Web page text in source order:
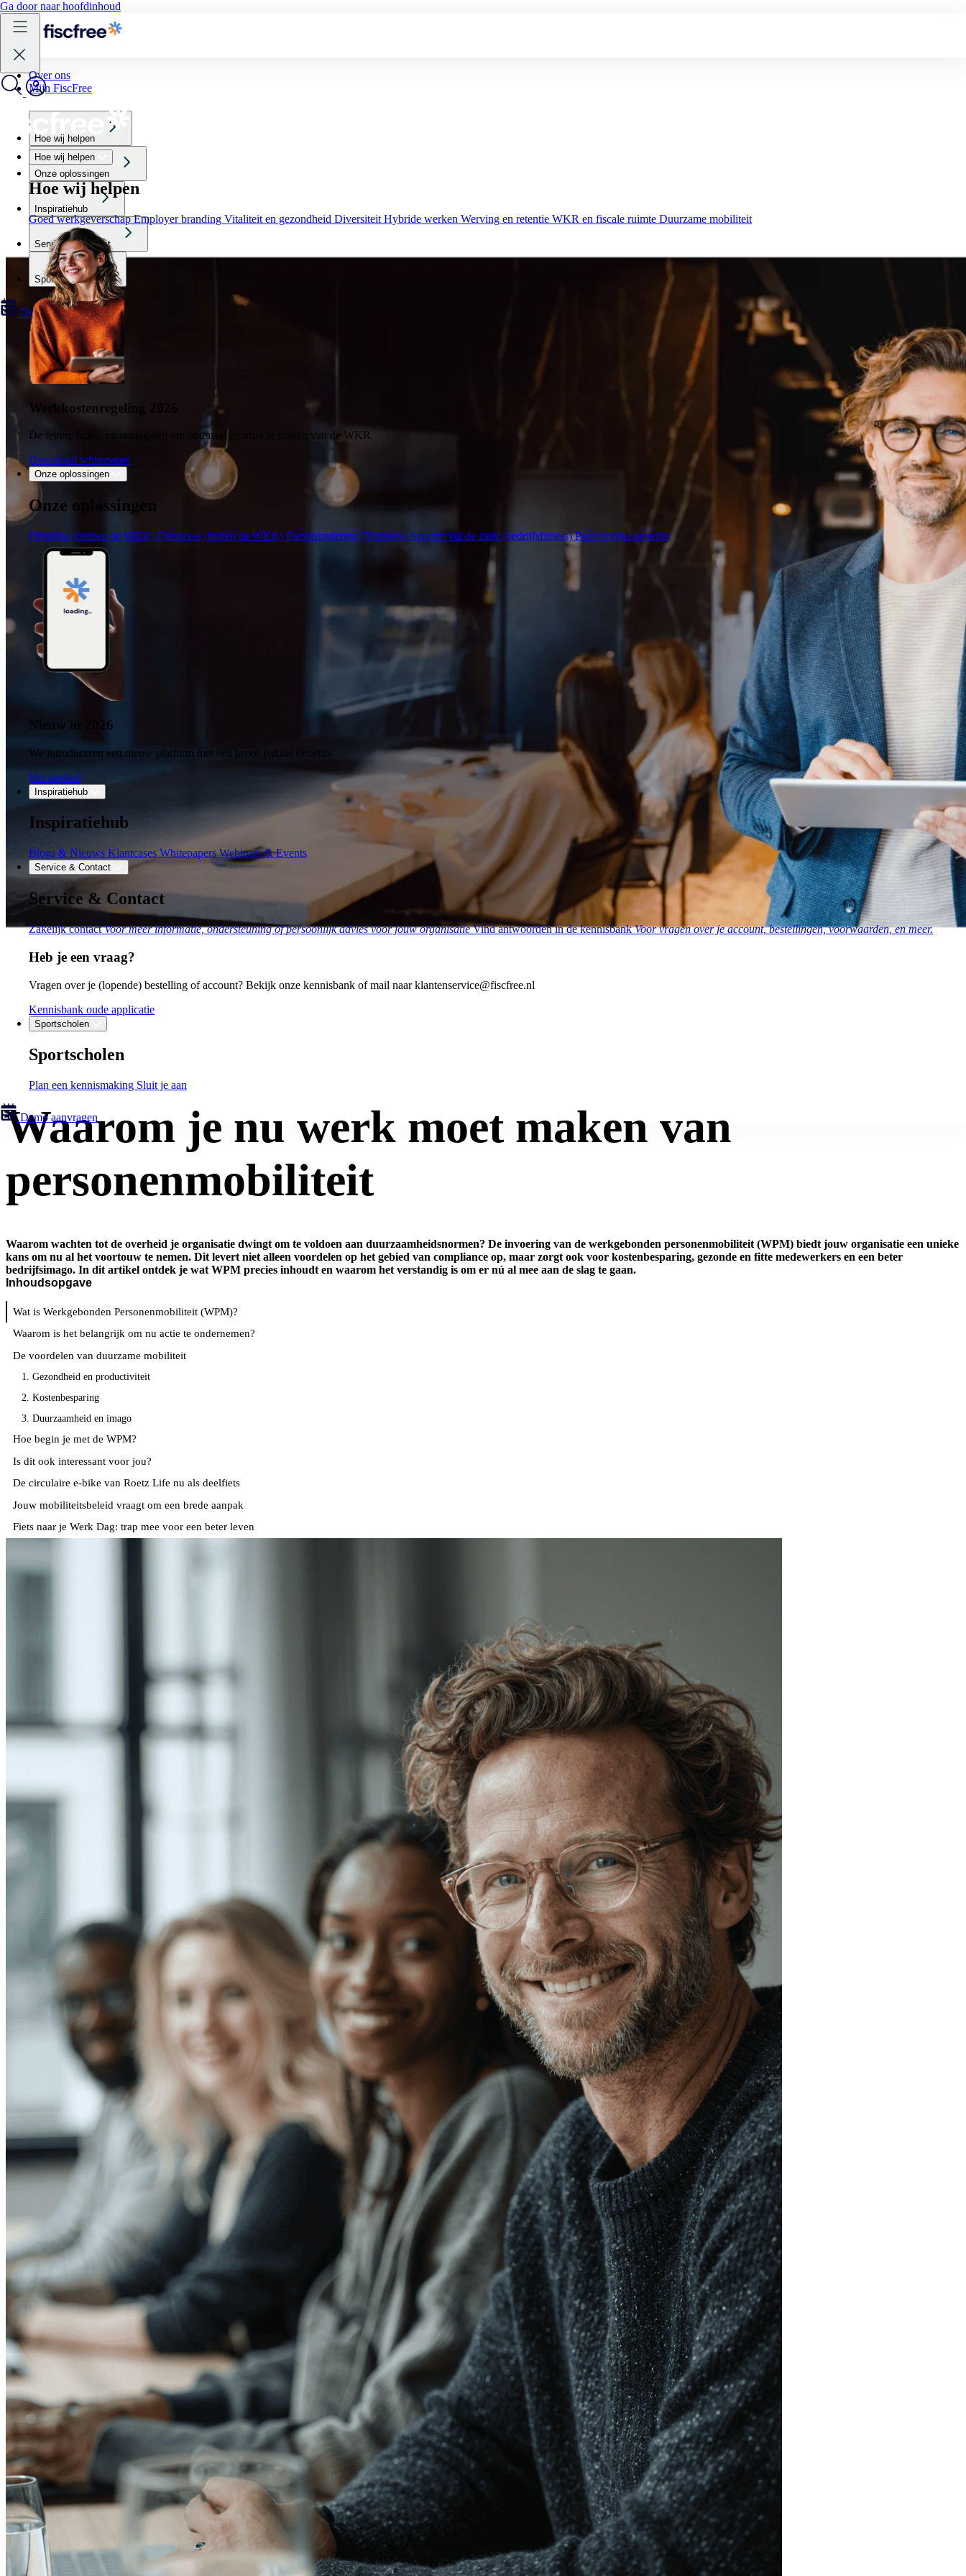
Ga door naar hoofdinhoud
Hoe wij helpen
Onze oplossingen
Inspiratiehub
Service & Contact
Sportscholen
Demo aanvragen
Over ons
Mijn FiscFree
Hoe wij helpen
Hoe wij helpen
Goed werkgeverschapEmployer branding Vitaliteit en gezondheid Diversiteit Hybride werken Werving en retentie WKR en fiscale ruimte Duurzame mobiliteit
Werkkostenregeling 2026
De feiten, fabels en strategieën om optimaal gebruik te maken van de WKR
Download whitepaper
Onze oplossingen
Onze oplossingen
Fietsplan (binnen de WKR) Fietslease (buiten de WKR) Fietsstimulering (Trappers) Sporten via de zaak (bedrijfsfitness)Persoonlijke benefits
Nieuw in 2026
We introduceren een nieuw platform met een breed pakket benefits.
Het aanbod
Inspiratiehub
Inspiratiehub
Blogs & Nieuws Klantcases WhitepapersWebinars & Events
Service & Contact
Service & Contact
Zakelijk contactVoor meer informatie, ondersteuning of persoonlijk advies voor jouw organisatie Vind antwoorden in de kennisbankVoor vragen over je account, bestellingen, voorwaarden, en meer.
Heb je een vraag?
Vragen over je (lopende) bestelling of account? Bekijk onze kennisbank of mail naar klantenservice@fiscfree.nl
Kennisbank oude applicatie
Sportscholen
Sportscholen
Plan een kennismaking Sluit je aan
Demo aanvragen
Waarom je nu werk moet maken van
personenmobiliteit
Waarom wachten tot de overheid je organisatie dwingt om te voldoen aan duurzaamheidsnormen? De invoering van de werkgebonden personenmobiliteit (WPM) biedt jouw organisatie een unieke
kans om nu al het voortouw te nemen. Dit levert niet alleen voordelen op het gebied van compliance op, maar zorgt ook voor kostenbesparing, gezonde en fitte medewerkers en een beter
bedrijfsimago. In dit artikel ontdek je wat WPM precies inhoudt en waarom het verstandig is om er nú al mee aan de slag te gaan.
Inhoudsopgave
Wat is Werkgebonden Personenmobiliteit (WPM)?
Waarom is het belangrijk om nu actie te ondernemen?
De voordelen van duurzame mobiliteit
1. Gezondheid en productiviteit
2. Kostenbesparing
3. Duurzaamheid en imago
Hoe begin je met de WPM?
Is dit ook interessant voor jou?
De circulaire e-bike van Roetz Life nu als deelfiets
Jouw mobiliteitsbeleid vraagt om een brede aanpak
Fiets naar je Werk Dag: trap mee voor een beter leven